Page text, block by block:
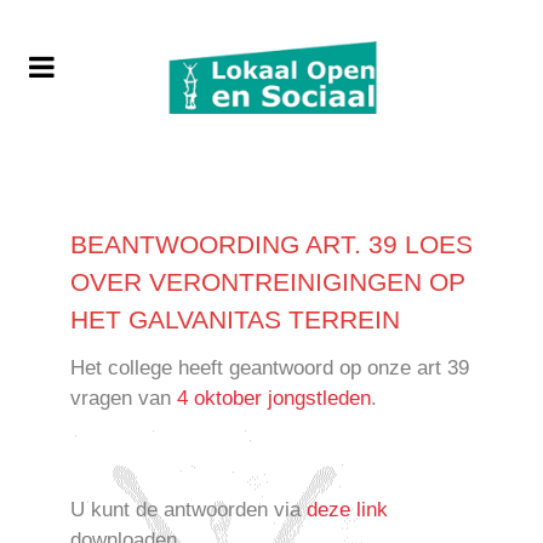
BEANTWOORDING ART. 39 LOES
OVER VERONTREINIGINGEN OP
HET GALVANITAS TERREIN
Het college heeft geantwoord op onze art 39
vragen van 4 oktober jongstleden.
U kunt de antwoorden viadeze link